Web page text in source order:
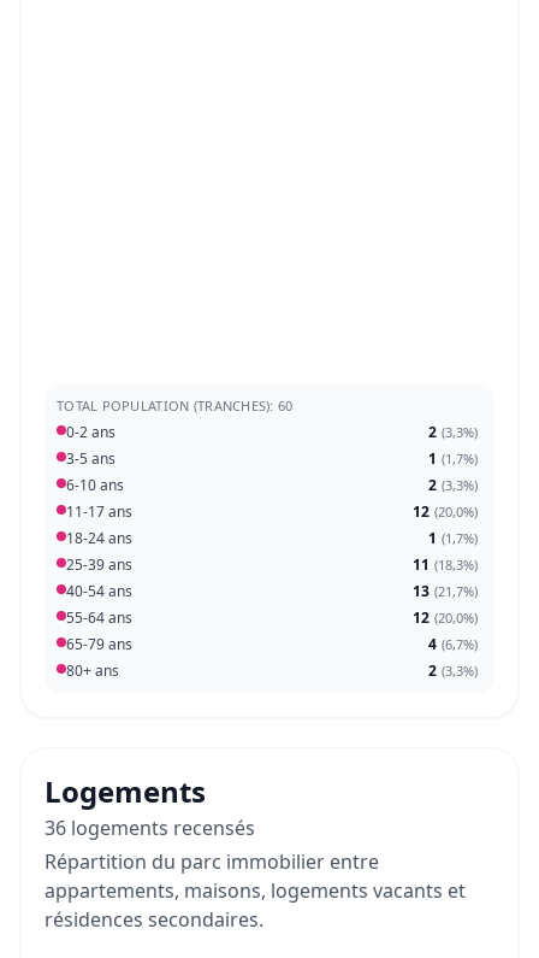
TOTAL POPULATION (TRANCHES): 60
0-2 ans 2 (3,3%)
3-5 ans 1 (1,7%)
6-10 ans 2 (3,3%)
11-17 ans 12 (20,0%)
18-24 ans 1 (1,7%)
25-39 ans 11 (18,3%)
40-54 ans 13 (21,7%)
55-64 ans 12 (20,0%)
65-79 ans 4 (6,7%)
80+ ans 2 (3,3%)
Logements
36 logements recensés
Répartition du parc immobilier entre
appartements, maisons, logements vacants et
résidences secondaires.